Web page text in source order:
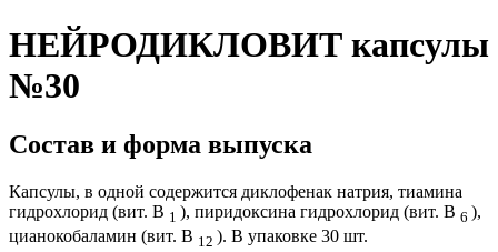
НЕЙРОДИКЛОВИТ капсулы
№30
Состав и форма выпуска
Капсулы, в одной содержится диклофенак натрия, тиамина
гидрохлорид (вит. B 1 ), пиридоксина гидрохлорид (вит. B 6 ),
цианокобаламин (вит. B 12 ). В упаковке 30 шт.